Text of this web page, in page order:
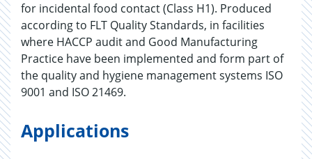
for incidental food contact (Class H1). Produced
according to FLT Quality Standards, in facilities
where HACCP audit and Good Manufacturing
Practice have been implemented and form part of
the quality and hygiene management systems ISO
9001 and ISO 21469.
Applications